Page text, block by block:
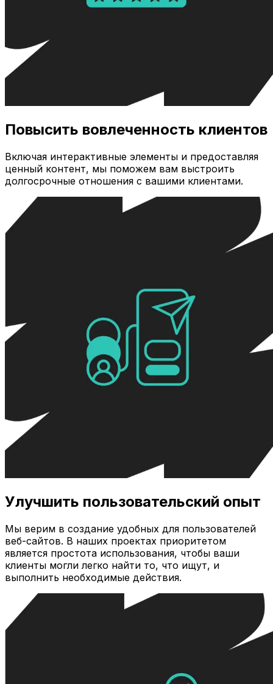
Повысить вовлеченность клиентов
Включая интерактивные элементы и предоставляя
ценный контент, мы поможем вам выстроить
долгосрочные отношения с вашими клиентами.
Улучшить пользовательский опыт
Мы верим в создание удобных для пользователей
веб-сайтов. В наших проектах приоритетом
является простота использования, чтобы ваши
клиенты могли легко найти то, что ищут, и
выполнить необходимые действия.